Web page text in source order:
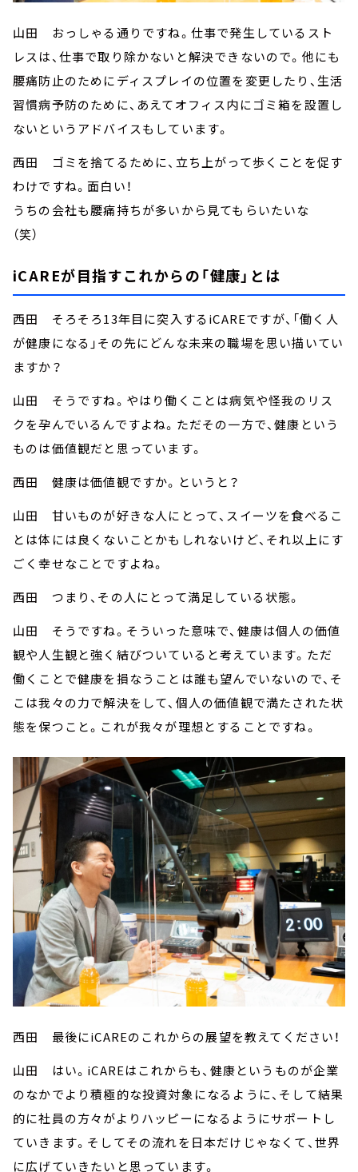
山田 おっしゃる通りですね。仕事で発生しているスト
レスは、仕事で取り除かないと解決できないので。他にも
腰痛防止のためにディスプレイの位置を変更したり、生活
習慣病予防のために、あえてオフィス内にゴミ箱を設置し
ないというアドバイスもしています。
西田 ゴミを捨てるために、立ち上がって歩くことを促す
わけですね。面白い！
うちの会社も腰痛持ちが多いから見てもらいたいな
（笑）
iCAREが目指すこれからの「健康」とは
西田 そろそろ13年目に突入するiCAREですが、「働く人
が健康になる」その先にどんな未来の職場を思い描いてい
ますか？
山田 そうですね。やはり働くことは病気や怪我のリス
クを孕んでいるんですよね。ただその一方で、健康という
ものは価値観だと思っています。
西田 健康は価値観ですか。というと？
山田 甘いものが好きな人にとって、スイーツを食べるこ
とは体には良くないことかもしれないけど、それ以上にす
ごく幸せなことですよね。
西田 つまり、その人にとって満足している状態。
山田 そうですね。そういった意味で、健康は個人の価値
観や人生観と強く結びついていると考えています。ただ
働くことで健康を損なうことは誰も望んでいないので、そ
こは我々の力で解決をして、個人の価値観で満たされた状
態を保つこと。これが我々が理想とすることですね。
西田 最後にiCAREのこれからの展望を教えてください！
山田 はい。iCAREはこれからも、健康というものが企業
のなかでより積極的な投資対象になるように、そして結果
的に社員の方々がよりハッピーになるようにサポートし
ていきます。そしてその流れを日本だけじゃなくて、世界
に広げていきたいと思っています。